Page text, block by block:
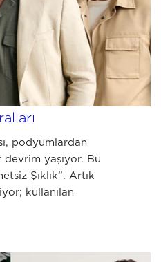
Rehberi: Stil
podyumlardan
devrim yaşıyor. Bu
Şıklık”. Artık
kullanılan